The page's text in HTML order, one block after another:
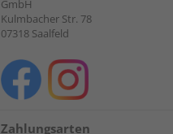
GmbH
Kulmbacher Str. 78
07318 Saalfeld
Zahlungsarten